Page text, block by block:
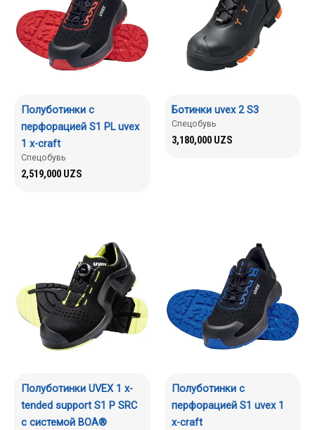
Полуботинки с
перфорацией S1 PL uvex
1 x-craft
Спецобувь
2,519,000 UZS
Ботинки uvex 2 S3
Спецобувь
3,180,000 UZS
Полуботинки UVEX 1 x-
tended support S1 P SRC
с системой BOA®
Полуботинки с
перфорацией S1 uvex 1
x-craft